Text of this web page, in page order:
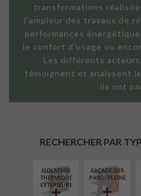
transformations
l'ampleur des travaux de
performances
le confort d'usage ou
Les différents
témoignent et analysent
ils ont
RECHERCHER PAR
ISOLATION
THERMIQUE
EXTÉRIEURE
FAÇADE SUR
PAROI PLEINE
FERMETURE
LOGGIAS